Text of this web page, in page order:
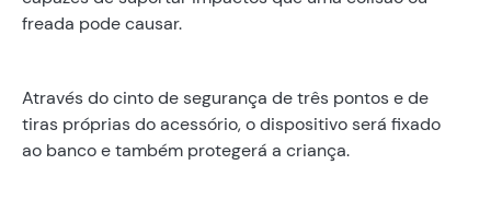
freada pode causar.
Através do cinto de segurança de três pontos e de
tiras próprias do acessório, o dispositivo será fixado
ao banco e também protegerá a criança.